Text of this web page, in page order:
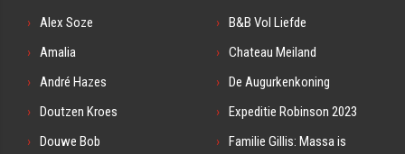
Alex Soze
Amalia
André Hazes
Doutzen Kroes
Douwe Bob
B&B Vol Liefde
Chateau Meiland
De Augurkenkoning
Expeditie Robinson 2023
Familie Gillis: Massa is